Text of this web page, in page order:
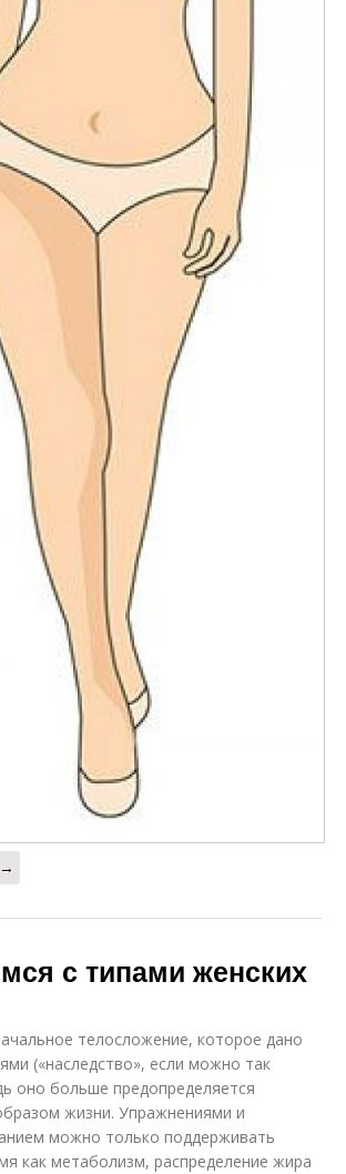
с типами женских
телосложение, которое дано
(«наследство», если можно так
оно больше предопределяется
жизни. Упражнениями и
можно только поддерживать
как метаболизм, распределение жира